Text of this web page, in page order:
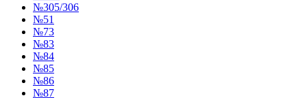
№305/306
№51
№73
№83
№84
№85
№86
№87